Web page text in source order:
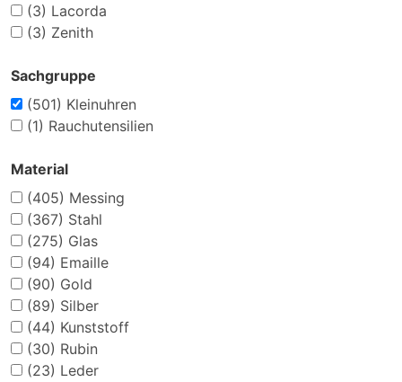
(3) Lacorda
(3) Zenith
Sachgruppe
(501) Kleinuhren
(1) Rauchutensilien
Material
(405) Messing
(367) Stahl
(275) Glas
(94) Emaille
(90) Gold
(89) Silber
(44) Kunststoff
(30) Rubin
(23) Leder